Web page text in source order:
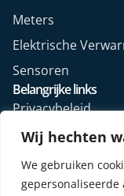
Wij hechten
We gebruiken
Meters
Elektrische
Sensoren
Belangrijke links
Privacybeleid
Algemene
Veelgestelde
Retourformulier